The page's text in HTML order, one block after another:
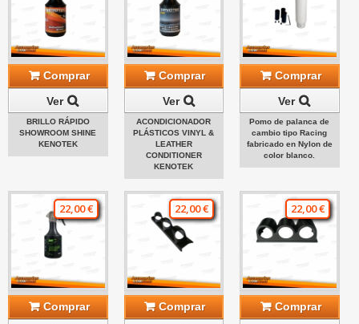
Comprar
Ver
BRILLO RÁPIDO
SHOWROOM SHINE
KENOTEK
Comprar
Ver
ACONDICIONADOR
PLÁSTICOS VINYL &
LEATHER
CONDITIONER
KENOTEK
Comprar
Ver
Pomo de palanca de
cambio tipo Racing
fabricado en Nylon de
color blanco.
22,00 €
Comprar
22,00 €
Comprar
22,00 €
Comprar